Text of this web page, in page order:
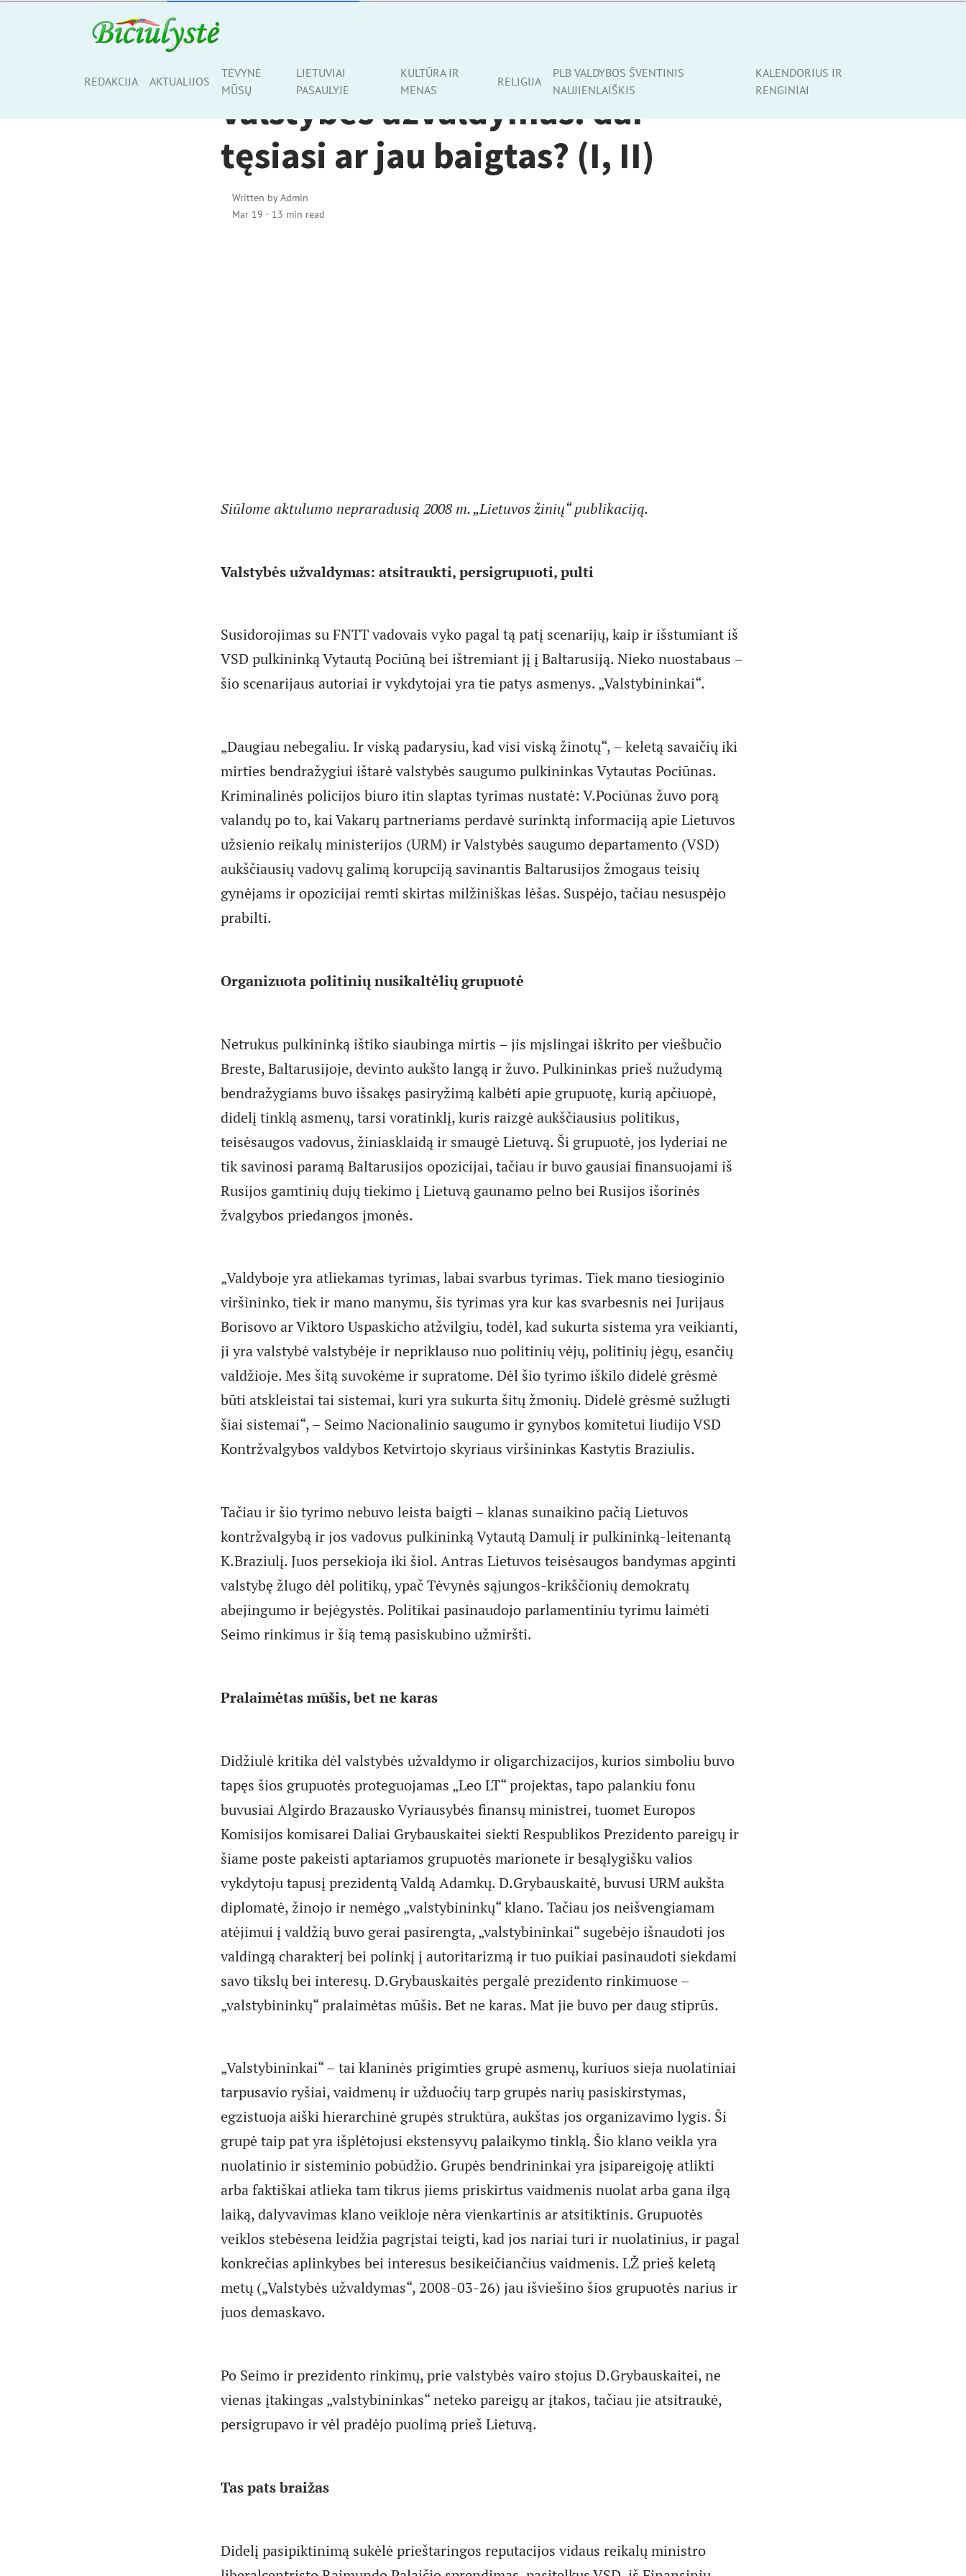
REDAKCIJA AKTUALIJOS
TĖVYNĖ
MŪSŲ
LIETUVIAI
PASAULYJE
KULTŪRA IR
MENAS
RELIGIJA
PLB VALDYBOS ŠVENTINIS
NAUJIENLAIŠKIS
KALENDORIUS IR
RENGINIAI
AKTUALIJOS
Valstybės užvaldymas: dar
tęsiasi ar jau baigtas? (I, II)
Written byAdmin
Mar 19 · 13 min read
Siūlome aktulumo nepraradusią 2008 m. „Lietuvos žinių“ publikaciją.
Valstybės užvaldymas: atsitraukti, persigrupuoti, pulti
Susidorojimas su FNTT vadovais vyko pagal tą patį scenarijų, kaip ir išstumiant iš
VSD pulkininką Vytautą Pociūną bei ištremiant jį į Baltarusiją. Nieko nuostabaus –
šio scenarijaus autoriai ir vykdytojai yra tie patys asmenys. „Valstybininkai“.
„Daugiau nebegaliu. Ir viską padarysiu, kad visi viską žinotų“, – keletą savaičių iki
mirties bendražygiui ištarė valstybės saugumo pulkininkas Vytautas Pociūnas.
Kriminalinės policijos biuro itin slaptas tyrimas nustatė: V.Pociūnas žuvo porą
valandų po to, kai Vakarų partneriams perdavė surinktą informaciją apie Lietuvos
užsienio reikalų ministerijos (URM) ir Valstybės saugumo departamento (VSD)
aukščiausių vadovų galimą korupciją savinantis Baltarusijos žmogaus teisių
gynėjams ir opozicijai remti skirtas milžiniškas lėšas. Suspėjo, tačiau nesuspėjo
prabilti.
Organizuota politinių nusikaltėlių grupuotė
Netrukus pulkininką ištiko siaubinga mirtis – jis mįslingai iškrito per viešbučio
Breste, Baltarusijoje, devinto aukšto langą ir žuvo. Pulkininkas prieš nužudymą
bendražygiams buvo išsakęs pasiryžimą kalbėti apie grupuotę, kurią apčiuopė,
didelį tinklą asmenų, tarsi voratinklį, kuris raizgė aukščiausius politikus,
teisėsaugos vadovus, žiniasklaidą ir smaugė Lietuvą. Ši grupuotė, jos lyderiai ne
tik savinosi paramą Baltarusijos opozicijai, tačiau ir buvo gausiai finansuojami iš
Rusijos gamtinių dujų tiekimo į Lietuvą gaunamo pelno bei Rusijos išorinės
žvalgybos priedangos įmonės.
„Valdyboje yra atliekamas tyrimas, labai svarbus tyrimas. Tiek mano tiesioginio
viršininko, tiek ir mano manymu, šis tyrimas yra kur kas svarbesnis nei Jurijaus
Borisovo ar Viktoro Uspaskicho atžvilgiu, todėl, kad sukurta sistema yra veikianti,
ji yra valstybė valstybėje ir nepriklauso nuo politinių vėjų, politinių jėgų, esančių
valdžioje. Mes šitą suvokėme ir supratome. Dėl šio tyrimo iškilo didelė grėsmė
būti atskleistai tai sistemai, kuri yra sukurta šitų žmonių. Didelė grėsmė sužlugti
šiai sistemai“, – Seimo Nacionalinio saugumo ir gynybos komitetui liudijo VSD
Kontržvalgybos valdybos Ketvirtojo skyriaus viršininkas Kastytis Braziulis.
Tačiau ir šio tyrimo nebuvo leista baigti – klanas sunaikino pačią Lietuvos
kontržvalgybą ir jos vadovus pulkininką Vytautą Damulį ir pulkininką-leitenantą
K.Braziulį. Juos persekioja iki šiol. Antras Lietuvos teisėsaugos bandymas apginti
valstybę žlugo dėl politikų, ypač Tėvynės sąjungos-krikščionių demokratų
abejingumo ir bejėgystės. Politikai pasinaudojo parlamentiniu tyrimu laimėti
Seimo rinkimus ir šią temą pasiskubino užmiršti.
Pralaimėtas mūšis, bet ne karas
Didžiulė kritika dėl valstybės užvaldymo ir oligarchizacijos, kurios simboliu buvo
tapęs šios grupuotės proteguojamas „Leo LT“ projektas, tapo palankiu fonu
buvusiai Algirdo Brazausko Vyriausybės finansų ministrei, tuomet Europos
Komisijos komisarei Daliai Grybauskaitei siekti Respublikos Prezidento pareigų ir
šiame poste pakeisti aptariamos grupuotės marionete ir besąlygišku valios
vykdytoju tapusį prezidentą Valdą Adamkų. D.Grybauskaitė, buvusi URM aukšta
diplomatė, žinojo ir nemėgo „valstybininkų“ klano. Tačiau jos neišvengiamam
atėjimui į valdžią buvo gerai pasirengta, „valstybininkai“ sugebėjo išnaudoti jos
valdingą charakterį bei polinkį į autoritarizmą ir tuo puikiai pasinaudoti siekdami
savo tikslų bei interesų. D.Grybauskaitės pergalė prezidento rinkimuose –
„valstybininkų“ pralaimėtas mūšis. Bet ne karas. Mat jie buvo per daug stiprūs.
„Valstybininkai“ – tai klaninės prigimties grupė asmenų, kuriuos sieja nuolatiniai
tarpusavio ryšiai, vaidmenų ir užduočių tarp grupės narių pasiskirstymas,
egzistuoja aiški hierarchinė grupės struktūra, aukštas jos organizavimo lygis. Ši
grupė taip pat yra išplėtojusi ekstensyvų palaikymo tinklą. Šio klano veikla yra
nuolatinio ir sisteminio pobūdžio. Grupės bendrininkai yra įsipareigoję atlikti
arba faktiškai atlieka tam tikrus jiems priskirtus vaidmenis nuolat arba gana ilgą
laiką, dalyvavimas klano veikloje nėra vienkartinis ar atsitiktinis. Grupuotės
veiklos stebėsena leidžia pagrįstai teigti, kad jos nariai turi ir nuolatinius, ir pagal
konkrečias aplinkybes bei interesus besikeičiančius vaidmenis. LŽ prieš keletą
metų („Valstybės užvaldymas“, 2008-03-26) jau išviešino šios grupuotės narius ir
juos demaskavo.
Po Seimo ir prezidento rinkimų, prie valstybės vairo stojus D.Grybauskaitei, ne
vienas įtakingas „valstybininkas“ neteko pareigų ar įtakos, tačiau jie atsitraukė,
persigrupavo ir vėl pradėjo puolimą prieš Lietuvą.
Tas pats braižas
Didelį pasipiktinimą sukėlė prieštaringos reputacijos vidaus reikalų ministro
Share